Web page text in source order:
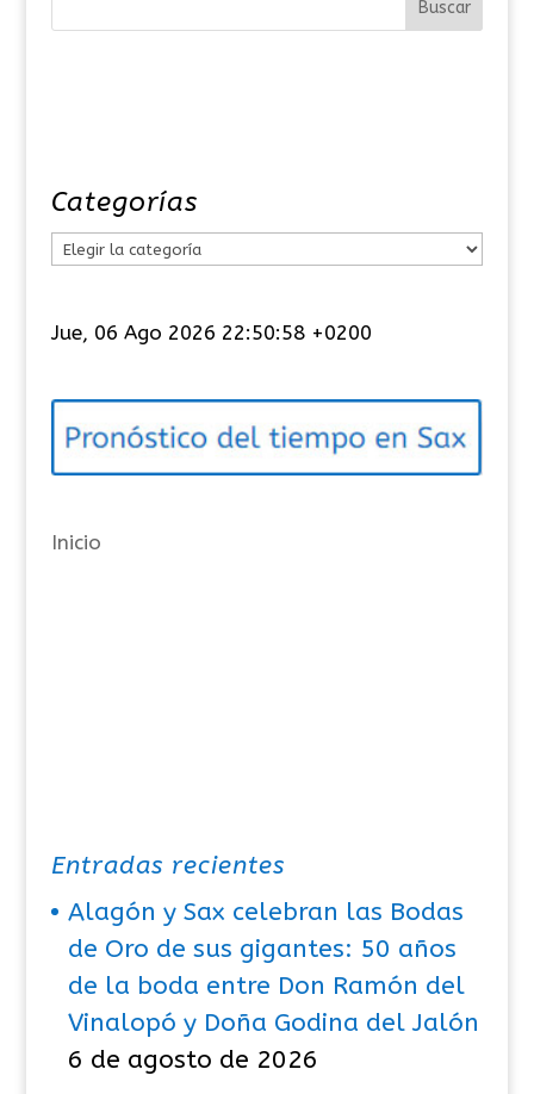
Categorías
e
o
í
s
Jue, 06 Ago 2026 22:50:58 +0200
Inicio
Entradas recientes
Alagón y Sax celebran las Bodas
de Oro de sus gigantes: 50 años
de la boda entre Don Ramón del
Vinalopó y Doña Godina del Jalón
6 de agosto de 2026